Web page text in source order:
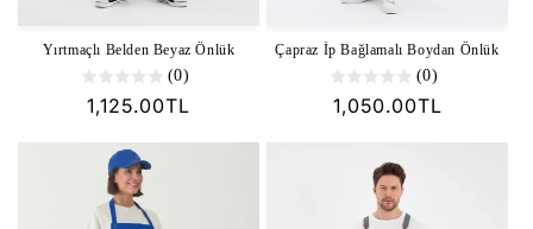
Yırtmaçlı Belden Beyaz Önlük
(0)
Normal
1,125.00TL
Çapraz İp Bağlamalı Boydan Önlük
(0)
Normal
1,050.00TL